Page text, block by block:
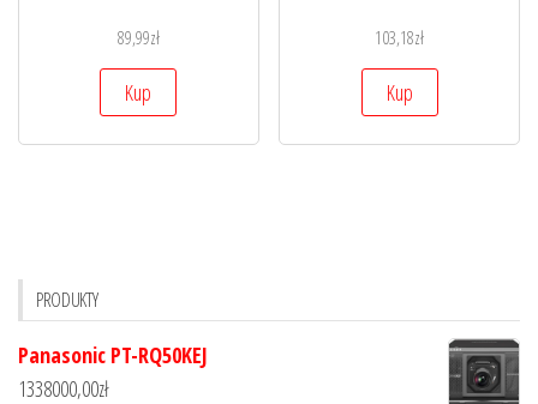
89,99zł
Kup
103,18zł
Kup
PRODUKTY
Panasonic PT-RQ50KEJ
1338000,00zł